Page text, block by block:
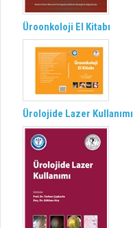
Üroonkoloji El Kitabı
Ürolojide Lazer Kullanımı